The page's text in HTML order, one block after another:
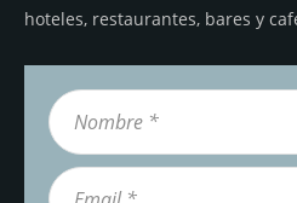
hoteles, restaurantes, bares y